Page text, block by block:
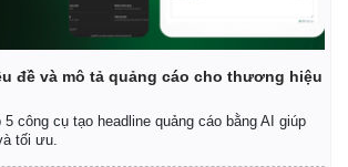
đề và mô tả quảng cáo cho thương hiệu
công cụ tạo headline quảng cáo bằng AI giúp
tối ưu.